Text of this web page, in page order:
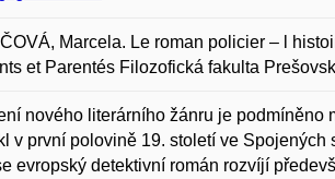
Marcela. Le roman policier – l
et Parentés Filozofická fakulta
nového literárního žánru je podmíněno
v první polovině 19. století ve
evropský detektivní román rozvíjí